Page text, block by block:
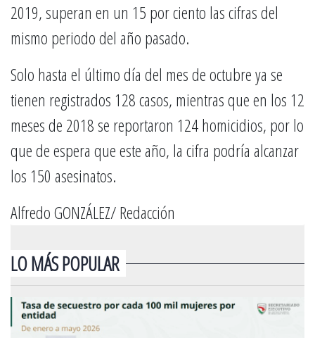
2019, superan en un 15 por ciento las cifras del
mismo periodo del año pasado.
Solo hasta el último día del mes de octubre ya se
tienen registrados 128 casos, mientras que en los 12
meses de 2018 se reportaron 124 homicidios, por lo
que de espera que este año, la cifra podría alcanzar
los 150 asesinatos.
Alfredo GONZÁLEZ/ Redacción
LO MÁS POPULAR